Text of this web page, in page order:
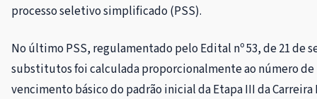
processo seletivo simplificado (PSS).
No último PSS, regulamentado pelo Edital nº 53, de 21 de
substitutos foi calculada proporcionalmente ao número
vencimento básico do padrão inicial da Etapa III da